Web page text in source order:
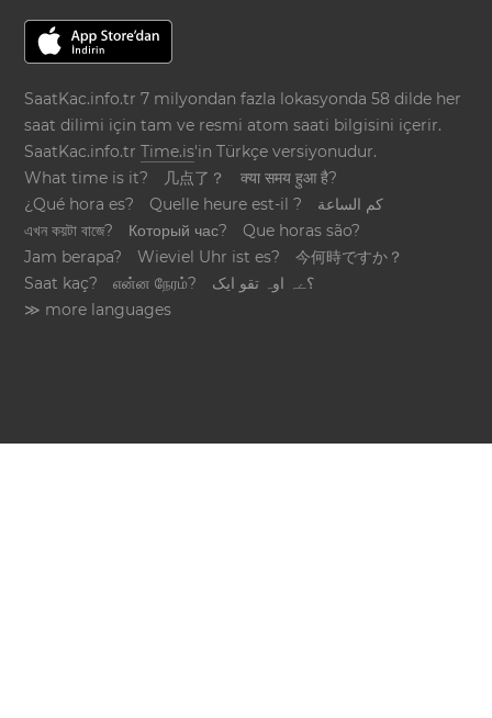
SaatKac.info.tr 7 milyondan fazla lokasyonda 58 dilde her
saat dilimi için tam ve resmi atom saati bilgisini içerir.
SaatKac.info.trTime.is'in Türkçe versiyonudur.
What time is it?
几点了？
क्या समय हुआ है?
¿Qué hora es?
Quelle heure est-il ?
كم الساعة
এখন কয়টা বাজে?
Который час?
Que horas são?
Jam berapa?
Wieviel Uhr ist es?
今何時ですか？
Saat kaç?
என்ன நேரம்?
؟ےہ اوہ تقو ایک
≫ more languages